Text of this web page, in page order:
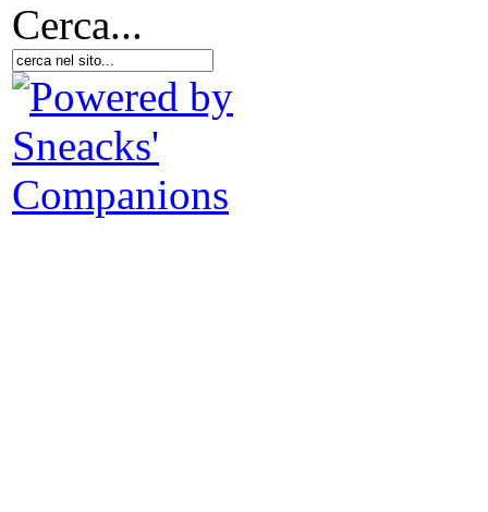
Cerca...